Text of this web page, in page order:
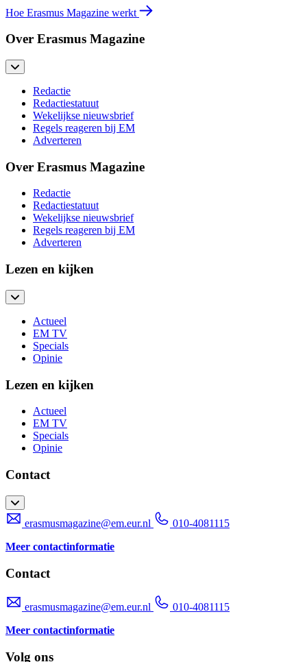
Hoe Erasmus Magazine werkt
Over Erasmus Magazine
Redactie
Redactiestatuut
Wekelijkse nieuwsbrief
Regels reageren bij EM
Adverteren
Over Erasmus Magazine
Redactie
Redactiestatuut
Wekelijkse nieuwsbrief
Regels reageren bij EM
Adverteren
Lezen en kijken
Actueel
EM TV
Specials
Opinie
Lezen en kijken
Actueel
EM TV
Specials
Opinie
Contact
erasmusmagazine@em.eur.nl
010-4081115
Meer contactinformatie
Contact
erasmusmagazine@em.eur.nl
010-4081115
Meer contactinformatie
Volg ons